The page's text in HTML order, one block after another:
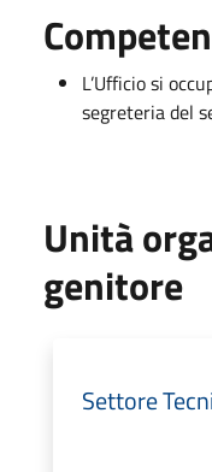
L’Ufficio si
segreteria del
Unità
genitore
Settore